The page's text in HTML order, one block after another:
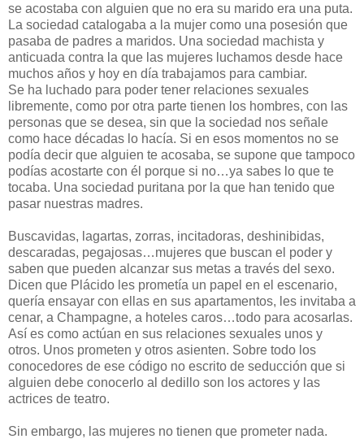
se acostaba con alguien que no era su marido era una puta.
La sociedad catalogaba a la mujer como una posesión que
pasaba de padres a maridos. Una sociedad machista y
anticuada contra la que las mujeres luchamos desde hace
muchos años y hoy en día trabajamos para cambiar.
Se ha luchado para poder tener relaciones sexuales
libremente, como por otra parte tienen los hombres, con las
personas que se desea, sin que la sociedad nos señale
como hace décadas lo hacía. Si en esos momentos no se
podía decir que alguien te acosaba, se supone que tampoco
podías acostarte con él porque si no…ya sabes lo que te
tocaba. Una sociedad puritana por la que han tenido que
pasar nuestras madres.
Buscavidas, lagartas, zorras, incitadoras, deshinibidas,
descaradas, pegajosas…mujeres que buscan el poder y
saben que pueden alcanzar sus metas a través del sexo.
Dicen que Plácido les prometía un papel en el escenario,
quería ensayar con ellas en sus apartamentos, les invitaba a
cenar, a Champagne, a hoteles caros…todo para acosarlas.
Así es como actúan en sus relaciones sexuales unos y
otros. Unos prometen y otros asienten. Sobre todo los
conocedores de ese código no escrito de seducción que si
alguien debe conocerlo al dedillo son los actores y las
actrices de teatro.
Sin embargo, las mujeres no tienen que prometer nada.